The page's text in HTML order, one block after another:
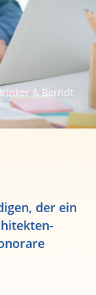
& Berndt
der ein